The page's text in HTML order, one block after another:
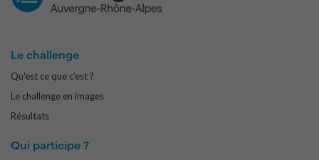
Le challenge
Qu'est ce que c'est ?
Le challenge en images
Résultats
Qui participe ?